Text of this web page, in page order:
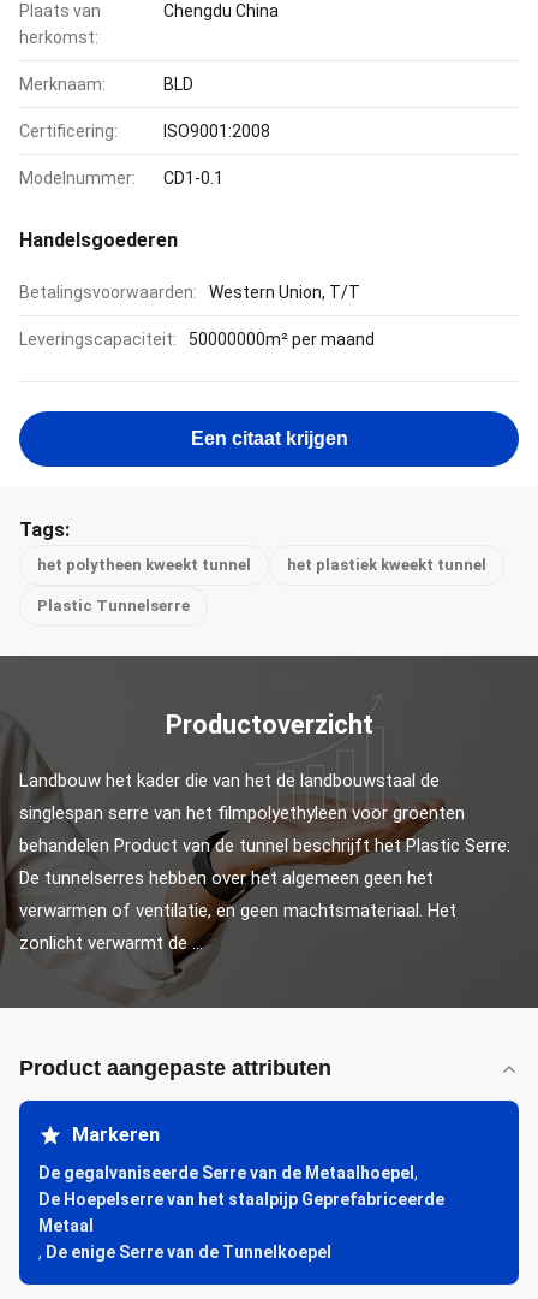
Plaats van
herkomst:
Chengdu China
Merknaam: BLD
Certificering: ISO9001:2008
Modelnummer: CD1-0.1
Handelsgoederen
Betalingsvoorwaarden: Western Union, T/T
Leveringscapaciteit: 50000000m² per maand
Een citaat krijgen
Tags:
het polytheen kweekt tunnel het plastiek kweekt tunnel
Plastic Tunnelserre
Productoverzicht
Landbouw het kader die van het de landbouwstaal de
singlespan serre van het filmpolyethyleen voor groenten
behandelen Product van de tunnel beschrijft het Plastic Serre:
De tunnelserres hebben over het algemeen geen het
verwarmen of ventilatie, en geen machtsmateriaal. Het
zonlicht verwarmt de ...
Product aangepaste attributen
Markeren
De gegalvaniseerde Serre van de Metaalhoepel ,
De Hoepelserre van het staalpijp Geprefabriceerde
Metaal
, De enige Serre van de Tunnelkoepel